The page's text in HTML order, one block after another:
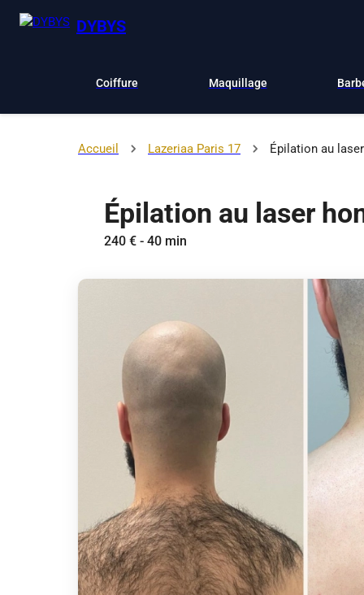
DYBYS
Coiffure Maquillage
Accueil Lazeriaa Paris 17 Épilation au
Épilation au laser
240 € - 40 min